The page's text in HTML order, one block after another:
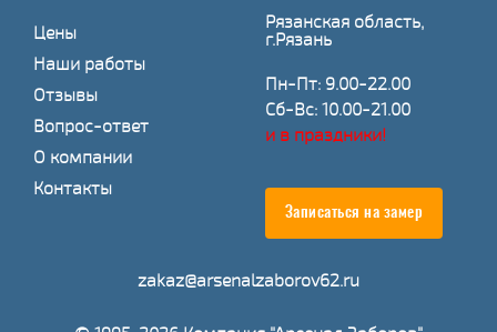
Цены
Наши работы
Отзывы
Вопрос-ответ
О компании
Контакты
Рязанская область,
г.Рязань
Пн-Пт: 9.00-22.00
Сб-Вс: 10.00-21.00
и в праздники!
Записаться на замер
zakaz@arsenalzaborov62.ru